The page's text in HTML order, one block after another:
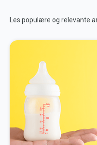
Les populære og relevante